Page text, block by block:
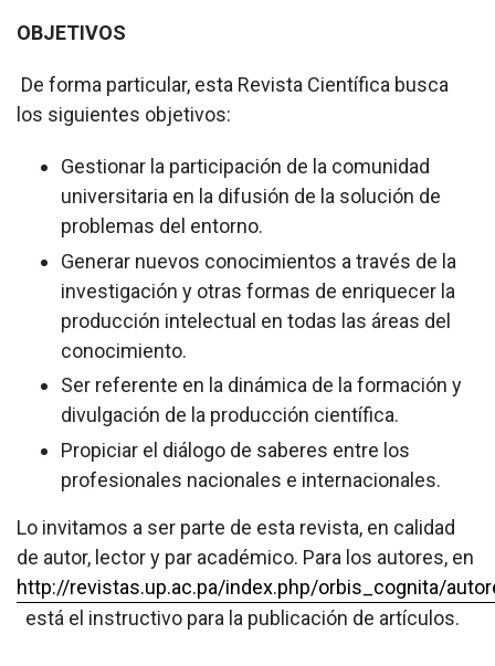
OBJETIVOS
De forma particular, esta Revista Científica busca
los siguientes objetivos:
Gestionar la participación de la comunidad
universitaria en la difusión de la solución de
problemas del entorno.
Generar nuevos conocimientos a través de la
investigación y otras formas de enriquecer la
producción intelectual en todas las áreas del
conocimiento.
Ser referente en la dinámica de la formación y
divulgación de la producción científica.
Propiciar el diálogo de saberes entre los
profesionales nacionales e internacionales.
Lo invitamos a ser parte de esta revista, en calidad
de autor, lector y par académico. Para los autores, en
http://revistas.up.ac.pa/index.php/orbis_cognita/
está el instructivo para la publicación de artículos.